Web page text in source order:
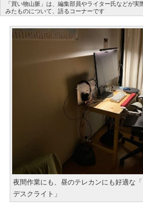
「買い物山脈」は、編集部員やライター氏などが
みたものについて、語るコーナーです
夜間作業にも、昼のテレカンにも好適な
デスクライト」